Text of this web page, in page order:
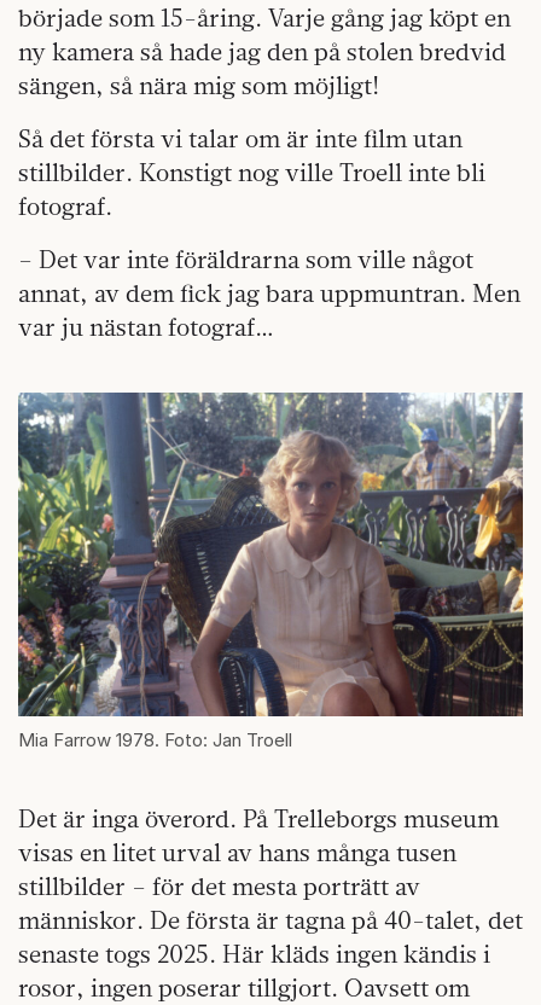
började som 15-åring. Varje gång jag köpt en
ny kamera så hade jag den på stolen bredvid
sängen, så nära mig som möjligt!
Så det första vi talar om är inte film utan
stillbilder. Konstigt nog ville Troell inte bli
fotograf.
– Det var inte föräldrarna som ville något
annat, av dem fick jag bara uppmuntran. Men
var ju nästan fotograf…
Mia Farrow 1978. Foto: Jan Troell
Det är inga överord. På Trelleborgs museum
visas en litet urval av hans många tusen
stillbilder – för det mesta porträtt av
människor. De första är tagna på 40-talet, det
senaste togs 2025. Här kläds ingen kändis i
rosor, ingen poserar tillgjort. Oavsett om